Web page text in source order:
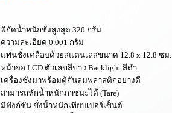
พิกัดน้ำหนักชั่งสูงสุด 320 กรัม
ความละเอียด 0.001 กรัม
แท่นชั่งเคลือบด้วยสแตนเลสขนาด 12.8 x 12.8 ซม.
หน้าจอ LCD ตัวเลขสีขาว Backlight สีดำ
เครื่องชั่งมาพร้อมตู้กันลมพลาสติกอย่างดี
สามารถหักน้ำหนักภาชนะได้ (Tare)
มีฟังก์ชั่น ชั่งน้ำหนักเทียบเปอร์เซ็นต์